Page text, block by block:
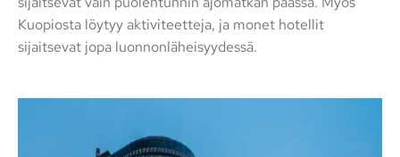
Kuopiosta löytyy aktiviteetteja, ja monet hotellit
sijaitsevat jopa luonnonläheisyydessä.